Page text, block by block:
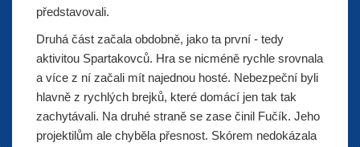
představovali.
Druhá část začala obdobně, jako ta první - tedy
aktivitou Spartakovců. Hra se nicméně rychle srovnala
a více z ní začali mít najednou hosté. Nebezpeční byli
hlavně z rychlých brejků, které domácí jen tak tak
zachytávali. Na druhé straně se zase činil Fučík. Jeho
projektilům ale chyběla přesnost. Skórem nedokázala